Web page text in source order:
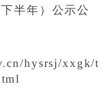
半年）公示公
hysrsj/xxgk/t